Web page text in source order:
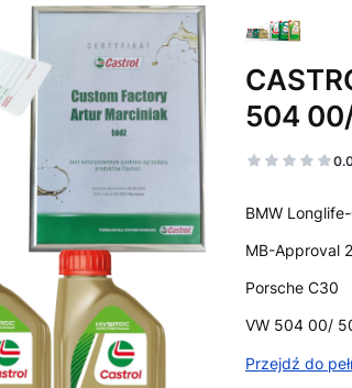
504
BMW
MB-Approval
Porsche C30
VW 504 00/
Przejdź do